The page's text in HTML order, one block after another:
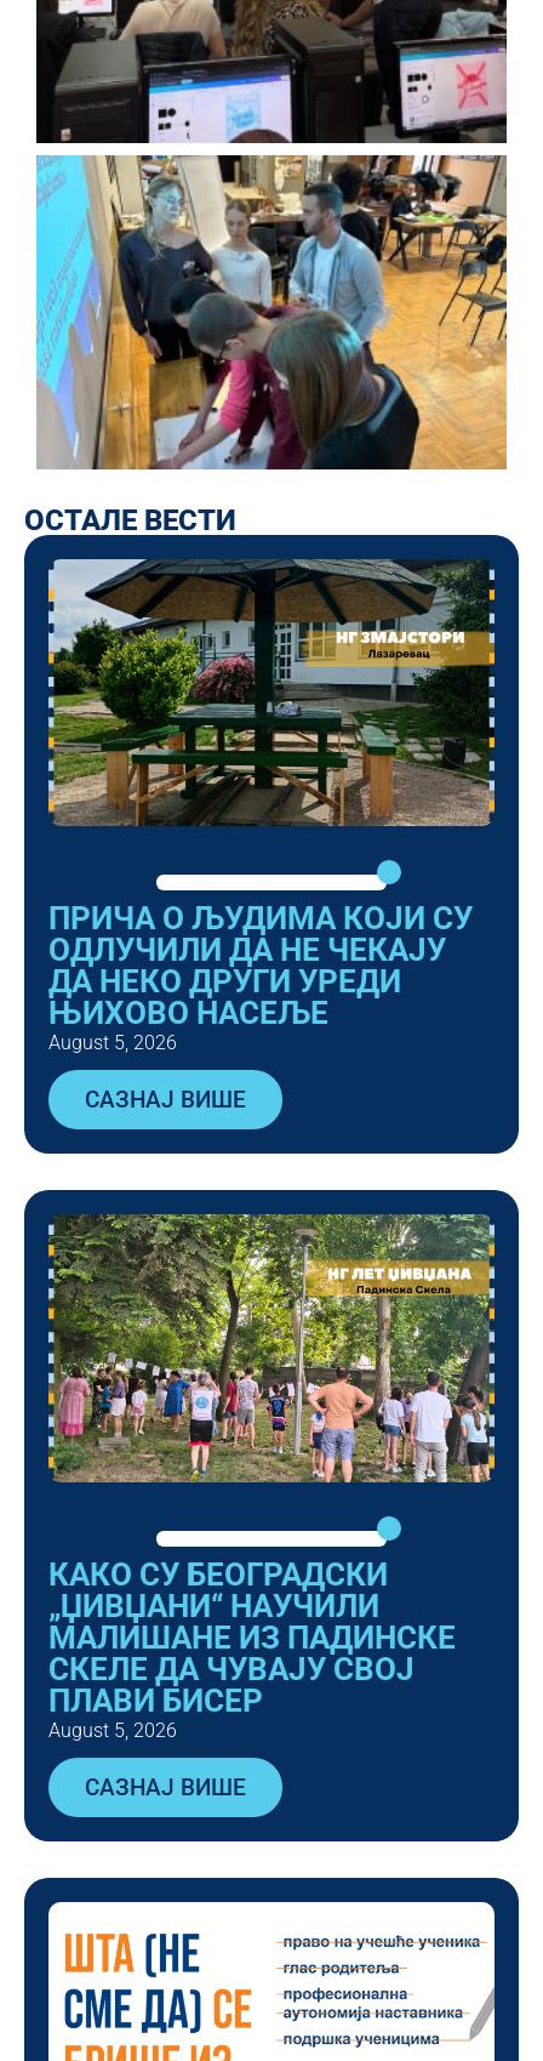
ОСТАЛЕ ВЕСТИ
ПРИЧА О ЉУДИМА КОЈИ СУ
ОДЛУЧИЛИ ДА НЕ ЧЕКАЈУ
ДА НЕКО ДРУГИ УРЕДИ
ЊИХОВО НАСЕЉЕ
August 5, 2026
САЗНАЈ ВИШЕ
КАКО СУ БЕОГРАДСКИ
„ЏИВЏАНИ“ НАУЧИЛИ
МАЛИШАНЕ ИЗ ПАДИНСКЕ
СКЕЛЕ ДА ЧУВАЈУ СВОЈ
ПЛАВИ БИСЕР
August 5, 2026
САЗНАЈ ВИШЕ